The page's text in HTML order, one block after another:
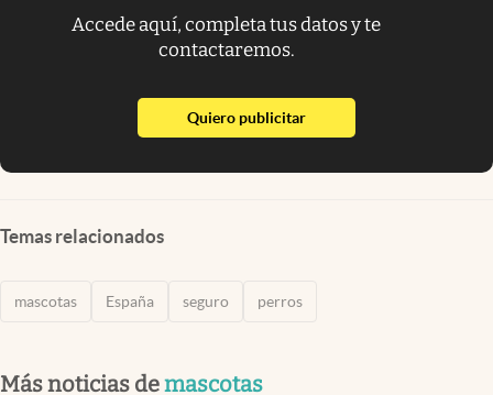
Accede aquí, completa tus datos y te
contactaremos.
Quiero publicitarabre en nueva pestaña
Temas relacionados
mascotas España seguro perros
Más noticias demascotas